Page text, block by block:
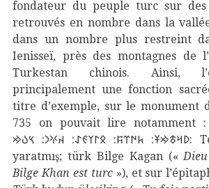
fondateur du peuple turc sur
retrouvés en nombre dans la
dans un nombre plus restreint
Ienisseï, près des montagnes de
Turkestan chinois. Ainsi,
principalement une fonction
titre d’exemple, sur le monument
735 on pouvait lire notamment : 𐱅𐰭𐰼𐰃: 𐱅𐰏: 𐱅𐰭𐰼𐰃:
𐰖𐰺𐱃𐰢𐱁: 𐱅𐰇𐰼𐰰: 𐰋𐰃𐰠𐰏𐰀: 𐰴𐰍𐰣: 𐰽𐰉𐰢: Tengri teg tengri
yaratmış; türk Bilge Kagan («
Bilge Khan est turc»), et sur